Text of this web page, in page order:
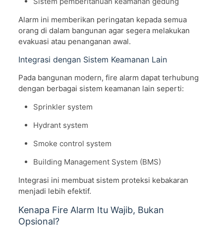
Alarm ini memberikan peringatan kepada semua
orang di dalam bangunan agar segera melakukan
evakuasi atau penanganan awal.
Integrasi dengan Sistem Keamanan Lain
Pada bangunan modern, fire alarm dapat terhubung
dengan berbagai sistem keamanan lain seperti:
Sprinkler system
Hydrant system
Smoke control system
Building Management System (BMS)
Integrasi ini membuat sistem proteksi kebakaran
menjadi lebih efektif.
Kenapa Fire Alarm Itu Wajib, Bukan
Opsional?